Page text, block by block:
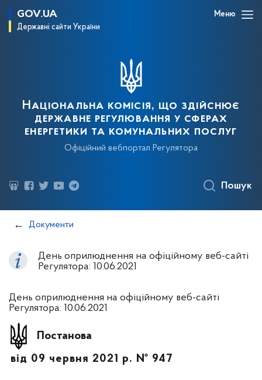
GOV.UA
Державні сайти України
Меню
Національна комісія, що здійснює
державне регулювання у сферах
енергетики та комунальних послуг
Офіційний вебпортал Регулятора
Пошук
Документи
День оприлюднення на офіційному веб-сайті
Регулятора: 10.06.2021
День оприлюднення на офіційному веб-сайті
Регулятора: 10.06.2021
Постанова
від 09 червня 2021 р. № 947